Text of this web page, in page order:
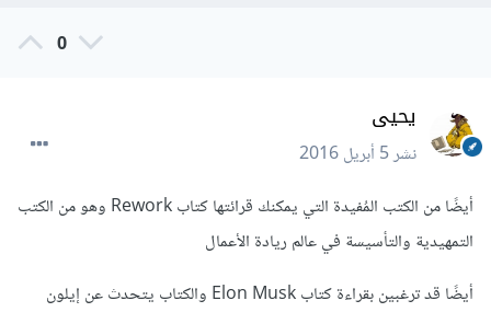
0
يحيى
نشر5 أبريل 2016
أيضًا من الكتب المُفيدة التي يمكنك قرائتها كتاب
Rework وهو من الكتب
التمهيدية والتأسيسة في عالم ريادة الأعمال
أيضًا قد ترغبين بقراءة كتاب
Elon Musk والكتاب يتحدث عن إيلون